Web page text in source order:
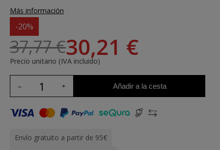
Más información
-20%
37,77 €30,21 €
Precio unitario (IVA incluido)
Añadir a la cesta
Envío gratuito a partir de 95€